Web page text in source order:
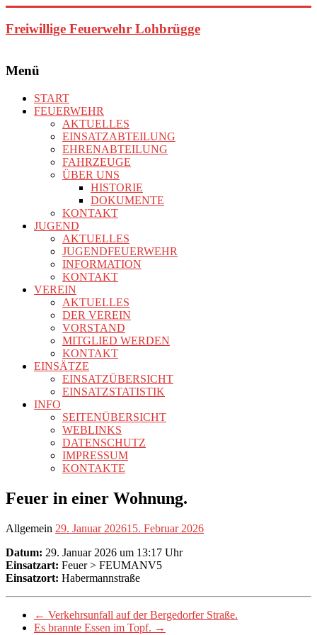
Inhalt
springen
Freiwillige Feuerwehr Lohbrügge
Menü
START
FEUERWEHR
AKTUELLES
EINSATZABTEILUNG
EHRENABTEILUNG
FAHRZEUGE
ÜBER UNS
HISTORIE
DOKUMENTE
KONTAKT
JUGEND
AKTUELLES
JUGENDFEUERWEHR
INFORMATION
KONTAKT
VEREIN
AKTUELLES
DER VEREIN
VORSTAND
MITGLIED WERDEN
KONTAKT
EINSÄTZE
EINSATZÜBERSICHT
EINSATZSTATISTIK
INFO
SEITENÜBERSICHT
WEBLINKS
DATENSCHUTZ
IMPRESSUM
KONTAKTE
Feuer in einer Wohnung.
Allgemein 29. Januar 202615. Februar 2026
Datum: 29. Januar 2026 um 13:17 Uhr
Einsatzart: Feuer > FEUMANV5
Einsatzort: Habermannstraße
← Verkehrsunfall auf der Bergedorfer Straße.
Es brannte Essen im Topf. →